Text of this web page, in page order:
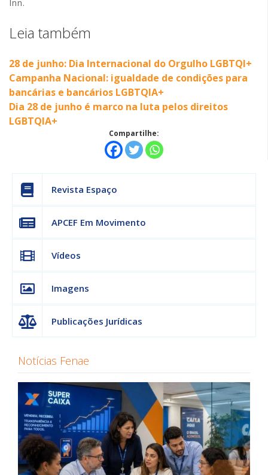
Inn.
Leia também
28 de junho: Dia Internacional do Orgulho LGBTQI+
Campanha Nacional: igualdade de condições para
bancárias e bancários LGBTQIA+
Dia 28 de junho é marco na luta pelos direitos
LGBTQIA+
Compartilhe:
Revista Espaço
APCEF Em Movimento
Vídeos
Imagens
Publicações Jurídicas
Notícias Fenae